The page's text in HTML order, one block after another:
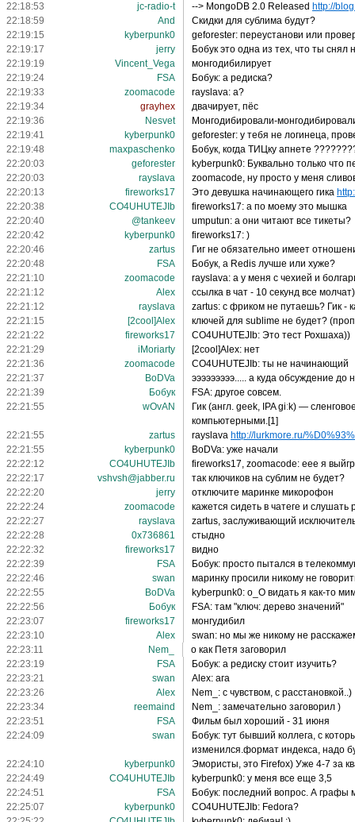
22:18:53
jc-radio-t --> MongoDB 2.0 Released http://
22:18:59
And
Скидки для сублима будут?
22:19:15
kyberpunk0
geforester: переустанови или
22:19:17
jerry
Бобук это одна из тех, что ты снял
22:19:19
Vincent_Vega
монгодибилирует
22:19:24
FSA
Бобук: а редиска?
22:19:33
zoomacode
rayslava: а?
22:19:34
grayhex
двачирует, пёс
22:19:36
Nesvet
Монгодибировали-
22:19:41
kyberpunk0
geforester: у тебя не логинеца,
22:19:48
maxpaschenko
Бобук, когда ТИЦку апнете
22:20:03
geforester
kyberpunk0: Буквально только что
22:20:03
rayslava
zoomacode, ну просто у меня
22:20:13
fireworks17 Это девушка начинающего гика
22:20:38
CO4UHUTEJIb
fireworks17: а по моему это мышка
22:20:40
@tankeev
umputun: а они читают все тикеты?
22:20:42
kyberpunk0
fireworks17: )
22:20:46
zartus
Гиг не обязательно имеет
22:20:48
FSA
Бобук, а Redis лучше или хуже?
22:21:10
zoomacode
rayslava: а у меня с чехией и
22:21:12
Alex
ссылка в чат - 10 секунд все молчат)
22:21:12
rayslava
zartus: с фриком не путаешь? Гик -
22:21:15
[2cool]Alex
ключей для sublime не будет?
22:21:22
fireworks17
CO4UHUTEJIb: Это тест Рохшаха))
22:21:29
iMoriarty
[2cool]Alex: нет
22:21:36
zoomacode
CO4UHUTEJIb: ты не начинающий
22:21:37
BoDVa
эээээээээ..... а куда обсуждение до
22:21:39
Бобук
FSA: другое совсем.
22:21:55
wOvAN
Гик (англ. geek, IPA giːk) —
компьютерными.[1]
22:21:55
zartus rayslava http://lurkmore.ru/
22:21:55
kyberpunk0
BoDVa: уже начали
22:22:12
CO4UHUTEJIb
fireworks17, zoomacode: еее я
22:22:17
vshvsh@jabber.ru
так ключиков на сублим не будет?
22:22:20
jerry
отключите маринке микорофон
22:22:24
zoomacode
кажется сидеть в чатеге и
22:22:27
rayslava
zartus, заслуживающий
22:22:28
0x736861
стыдно
22:22:32
fireworks17
видно
22:22:39
FSA
Бобук: просто пытался в
22:22:46
swan
маринку просили никому не
22:22:55
BoDVa
kyberpunk0: о_О видать я как-то
22:22:56
Бобук
FSA: там "ключ: дерево значений"
22:23:07
fireworks17
монгудибил
22:23:10
Alex
swan: но мы же никому не
22:23:11
Nem_
о как Петя заговорил
22:23:19
FSA
Бобук: а редиску стоит изучить?
22:23:21
swan
Alex: ага
22:23:26
Alex
Nem_: с чувством, с расстановкой..)
22:23:34
reemaind
Nem_: замечательно заговорил )
22:23:51
FSA
Фильм был хороший - 31 июня
22:24:09
swan
Бобук: тут бывший коллега, с
изменился.формат индекса, надо
22:24:10
kyberpunk0
Эмористы, это Firefox) Уже 4-7 за
22:24:49
CO4UHUTEJIb
kyberpunk0: у меня все еще 3,5
22:24:51
FSA
Бобук: последний вопрос. А графы
22:25:07
kyberpunk0
CO4UHUTEJIb: Fedora?